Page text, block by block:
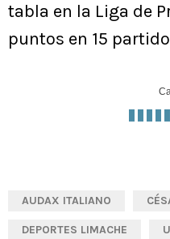
tabla en la Liga de
puntos en 15
AUDAX ITALIANO
DEPORTES LIMACHE